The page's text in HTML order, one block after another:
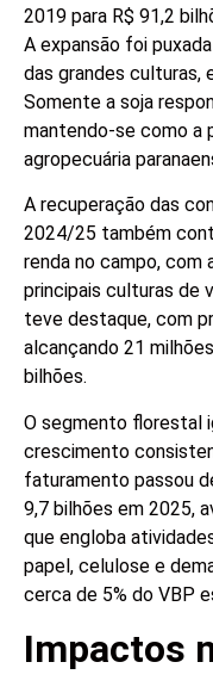
2019 para R$ 91,2
A expansão foi
das grandes culturas,
Somente a soja
mantendo-se como a
agropecuária
A recuperação das
2024/25 também
renda no campo, com
principais culturas de
teve destaque, com
alcançando 21
bilhões.
O segmento florestal
crescimento
faturamento passou
9,7 bilhões em 2025,
que engloba
papel, celulose e
cerca de 5% do VBP
Impactos